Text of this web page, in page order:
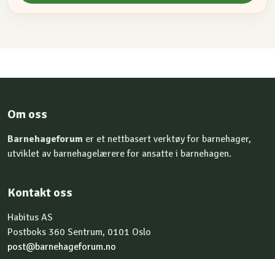
Om oss
Barnehageforum er et nettbasert verktøy for barnehager,
utviklet av barnehagelærere for ansatte i barnehagen.
Kontakt oss
Habitus AS
Postboks 360 Sentrum, 0101 Oslo
post@barnehageforum.no